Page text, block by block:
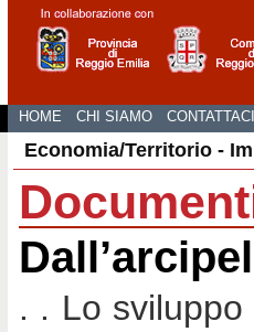
HOME CHI SIAMO CONTATTACI
Economia/Territorio -
. . Lo